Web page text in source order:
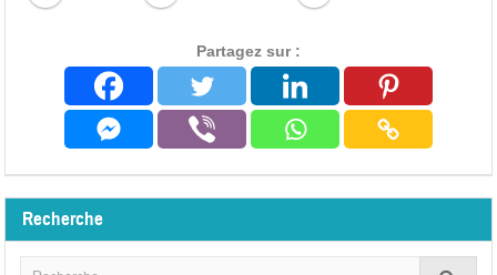
Partagez sur :
Recherche